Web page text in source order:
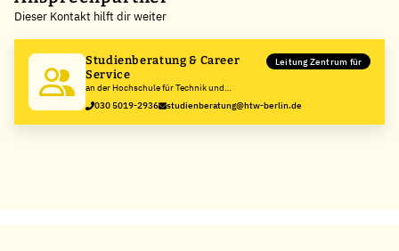
−
Dieser Kontakt hilft dir weiter
Studienberatung & Career
Service
an der Hochschule für Technik und
Wirtschaft Berlin
Leitung Zentrum für
030 5019-2936 studienberatung@htw-berlin.de